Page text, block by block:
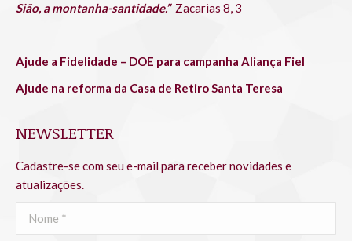
Sião, a montanha-santidade.” Zacarias 8, 3
Ajude a Fidelidade – DOE para campanha Aliança Fiel
Ajude na reforma da Casa de Retiro Santa Teresa
NEWSLETTER
Cadastre-se com seu e-mail para receber novidades e
atualizações.
Nome *